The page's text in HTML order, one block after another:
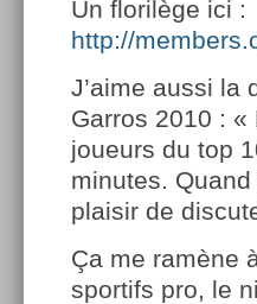
Un florilège ici :
http://
J’aime aussi la
Garros 2010 : «
joueurs du top
minutes.
plaisir de
Ça me ramène
sportifs pro, le